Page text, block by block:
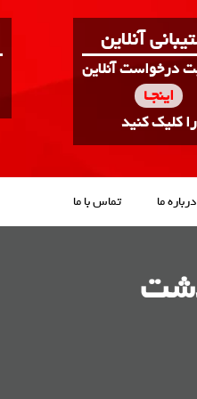
آنلاین
درخواست آنلاین
اینجـا
را کلیک کنید
درباره ما تماس با ما